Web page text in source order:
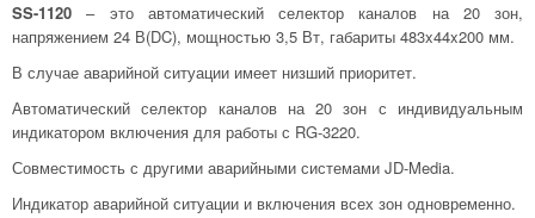
SS-1120 – это автоматический селектор каналов на 20 зон,
напряжением 24 В(DC), мощностью 3,5 Вт, габариты 483x44x200 мм.
В случае аварийной ситуации имеет низший приоритет.
Автоматический селектор каналов на 20 зон с индивидуальным
индикатором включения для работы с RG-3220.
Совместимость с другими аварийными системами JD-Media.
Индикатор аварийной ситуации и включения всех зон одновременно.